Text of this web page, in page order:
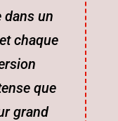
un
chaque
que
grand